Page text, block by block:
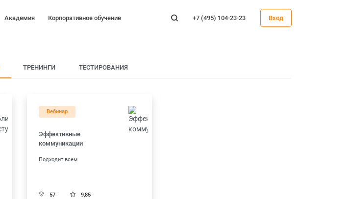
Академия Корпоративное обучение +7 (495) 104-23-23 Вход
ТРЕНИНГИ ТЕСТИРОВАНИЯ
Вебинар
Эффективные
коммуникации
Подходит всем
57
9,85